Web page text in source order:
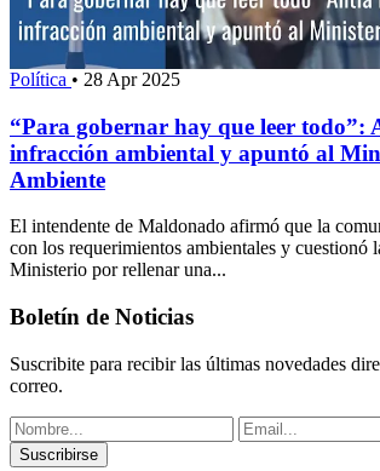
Política • 28 Apr 2025
“Para gobernar hay que leer todo”:
infracción ambiental y apuntó al
Ambiente
El intendente de Maldonado afirmó que la
con los requerimientos ambientales y cuestionó
Ministerio por rellenar una...
Boletín de Noticias
Suscribite para recibir las últimas novedades
correo.
Suscribirse